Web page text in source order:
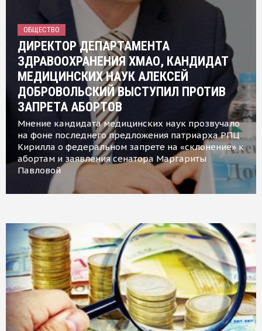
ОБЩЕСТВО
ДИРЕКТОР ДЕПАРТАМЕНТА
ЗДРАВООХРАНЕНИЯ ХМАО, КАНДИДАТ
МЕДИЦИНСКИХ НАУК АЛЕКСЕЙ
ДОБРОВОЛЬСКИЙ ВЫСТУПИЛ ПРОТИВ
ЗАПРЕТА АБОРТОВ
Мнение кандидата медицинских наук прозвучало
на фоне последнего предложения патриарха РПЦ
Кирилла о федеральном запрете на «склонение» к
абортам и заявления сенатора Маргариты
Павловой